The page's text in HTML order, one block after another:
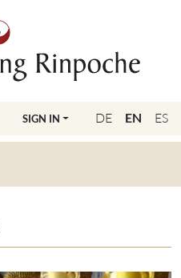
DE EN ES
SIGN IN